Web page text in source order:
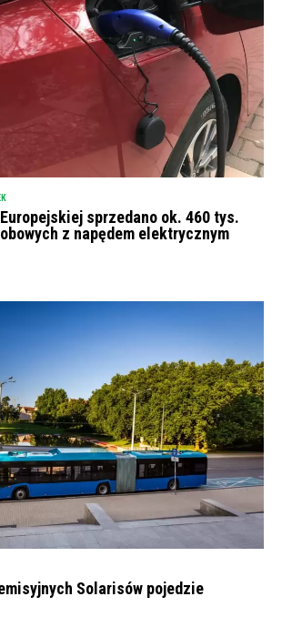
sprzedano ok. 460 tys.
z napędem elektrycznym
Solarisów pojedzie